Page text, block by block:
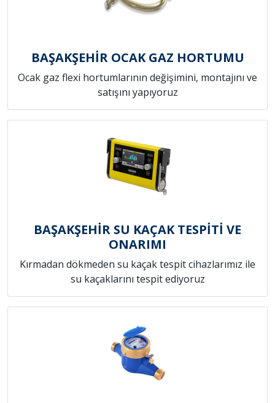
BAŞAKŞEHİR OCAK GAZ HORTUMU
Ocak gaz flexi hortumlarının değişimini, montajını ve
satışını yapıyoruz
BAŞAKŞEHİR SU KAÇAK TESPİTİ VE
ONARIMI
Kırmadan dökmeden su kaçak tespit cihazlarımız ile
su kaçaklarını tespit ediyoruz